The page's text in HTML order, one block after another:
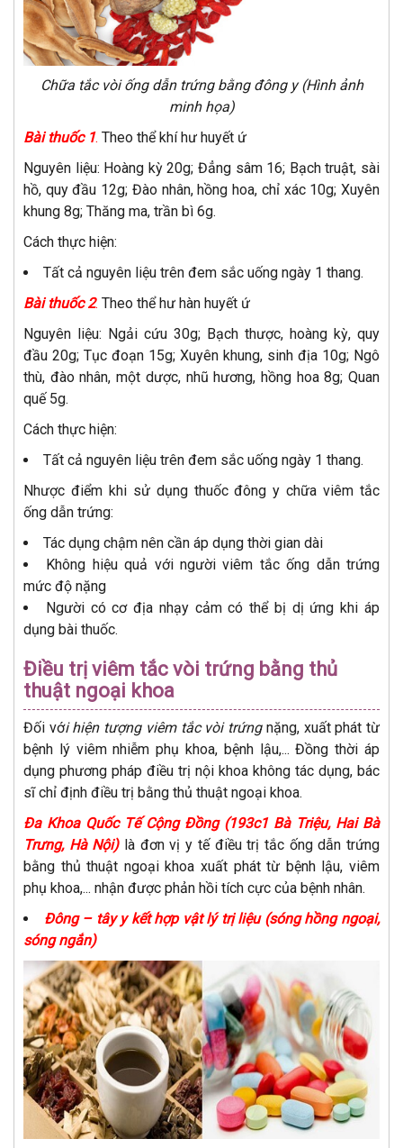
Chữa tắc vòi ống dẫn trứng bằng đông y (Hình ảnh
minh họa)
Bài thuốc 1. Theo thể khí hư huyết ứ
Nguyên liệu: Hoàng kỳ 20g; Đẳng sâm 16; Bạch truật, sài
hồ, quy đầu 12g; Đào nhân, hồng hoa, chỉ xác 10g; Xuyên
khung 8g; Thăng ma, trần bì 6g.
Cách thực hiện:
Tất cả nguyên liệu trên đem sắc uống ngày 1 thang.
Bài thuốc 2. Theo thể hư hàn huyết ứ
Nguyên liệu: Ngải cứu 30g; Bạch thược, hoàng kỳ, quy
đầu 20g; Tục đoạn 15g; Xuyên khung, sinh địa 10g; Ngô
thù, đào nhân, một dược, nhũ hương, hồng hoa 8g; Quan
quế 5g.
Cách thực hiện:
Tất cả nguyên liệu trên đem sắc uống ngày 1 thang.
Nhược điểm khi sử dụng thuốc đông y chữa viêm tắc
ống dẫn trứng:
Tác dụng chậm nên cần áp dụng thời gian dài
Không hiệu quả với người viêm tắc ống dẫn trứng
mức độ nặng
Người có cơ địa nhạy cảm có thể bị dị ứng khi áp
dụng bài thuốc.
Điều trị viêm tắc vòi trứng bằng thủ
thuật ngoại khoa
Đối với hiện tượng viêm tắc vòi trứngnặng, xuất phát từ
bệnh lý viêm nhiễm phụ khoa, bệnh lậu,... Đồng thời áp
dụng phương pháp điều trị nội khoa không tác dụng, bác
sĩ chỉ định điều trị bằng thủ thuật ngoại khoa.
Đa Khoa Quốc Tế Cộng Đồng (193c1 Bà Triệu, Hai Bà
Trưng, Hà Nội)là đơn vị y tế điều trị tắc ống dẫn trứng
bằng thủ thuật ngoại khoa xuất phát từ bệnh lậu, viêm
phụ khoa,... nhận được phản hồi tích cực của bệnh nhân.
Đông – tây y kết hợp vật lý trị liệu (sóng hồng ngoại,
sóng ngắn)